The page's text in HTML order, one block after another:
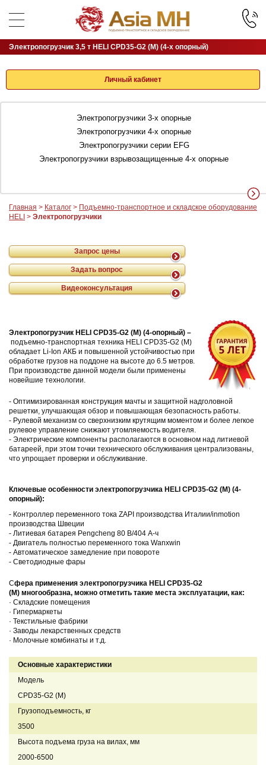
Личный кабинет
Электропогрузчики 3-х опорные
Электропогрузчики 4-х опорные
Электропогрузчики серии EFG
Электропогрузчики взрывозащищенные 4-х опорные
Главная > Каталог > Подъемно-транспортное и складское оборудование
HELI > Электропогрузчики
Электропогрузчик 3,5 т HELI CPD35-G2 (M) (4-х опорный)
Запрос цены
Задать вопрос
Видеоконсультация
Электропогрузчик HELI CPD35-G2 (M) (4-опорный) –
подъемно-транспортная техника HELI CPD35-G2 (M)
обладает Li-Ion АКБ и повышенной устойчивостью при
обработке грузов на поддоне на высоте до 6.5 метров.
При производстве данной модели были применены
новейшие технологии.
- Оптимизированная конструкция мачты и защитной надголовной
решетки, улучшающая обзор и повышающая безопасность работы.
- Рулевой механизм со сверхнизким крутящим моментом и более легкое
рулевое управление снижают утомляемость водителя.
- Электрические компоненты располагаются в основном над литиевой
батареей, при этом точки технического обслуживания централизованы,
что упрощает проверки и обслуживание.
Ключевые особенности электропогрузчика HELI CPD35-G2 (M) (4-
опорный):
- Контроллер переменного тока ZAPI производства Италии/inmotion
производства Швеции
- Литиевая батарея Pengcheng 80 В/404 А-ч
- Двигатель полностью переменного тока Wanxwin
- Автоматическое замедление при повороте
- Светодиодные фары
Сфера применения электропогрузчика HELI CPD35-G2
(M) многообразна, можно отметить такие места эксплуатации, как:
· Складские помещения
· Гипермаркеты
· Текстильные фабрики
· Заводы лекарственных средств
· Молочные комбинаты и т.д.
Основные характеристики
Модель
CPD35-G2 (M)
Грузоподъемность, кг
3500
Высота подъема груза на вилах, мм
2000-6500